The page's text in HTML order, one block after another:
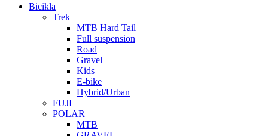
Bicikla
Trek
MTB Hard Tail
Full suspension
Road
Gravel
Kids
E-bike
Hybrid/Urban
FUJI
POLAR
MTB